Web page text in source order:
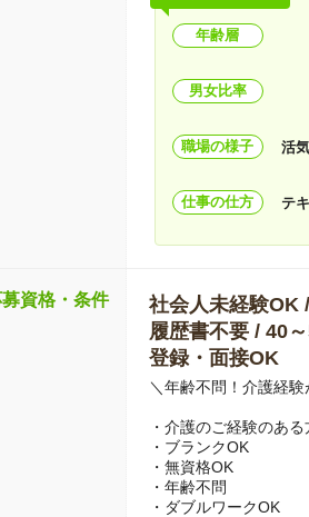
年齢層
男女比率
職場の様子 活
仕事の仕方 テ
資格・条件
社会人未経験OK
履歴書不要 / 40
登録・面接OK
＼年齢不問！介護経
・介護のご経験のあ
・ブランクOK
・無資格OK
・年齢不問
・ダブルワークOK